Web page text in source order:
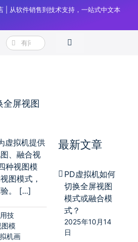
| 从软件销售到技术支持，一站式中文本
搜
索：
Toggle
登录
购物车
标签:虚拟机融合视图
全屏视图
虚拟机提供
、融合视
种视图模
图模式，
。 [...]
技
图模
机画
最新文章
PD虚拟机如何
切换全屏视图
模式或融合模
式？
2025年10月14
日